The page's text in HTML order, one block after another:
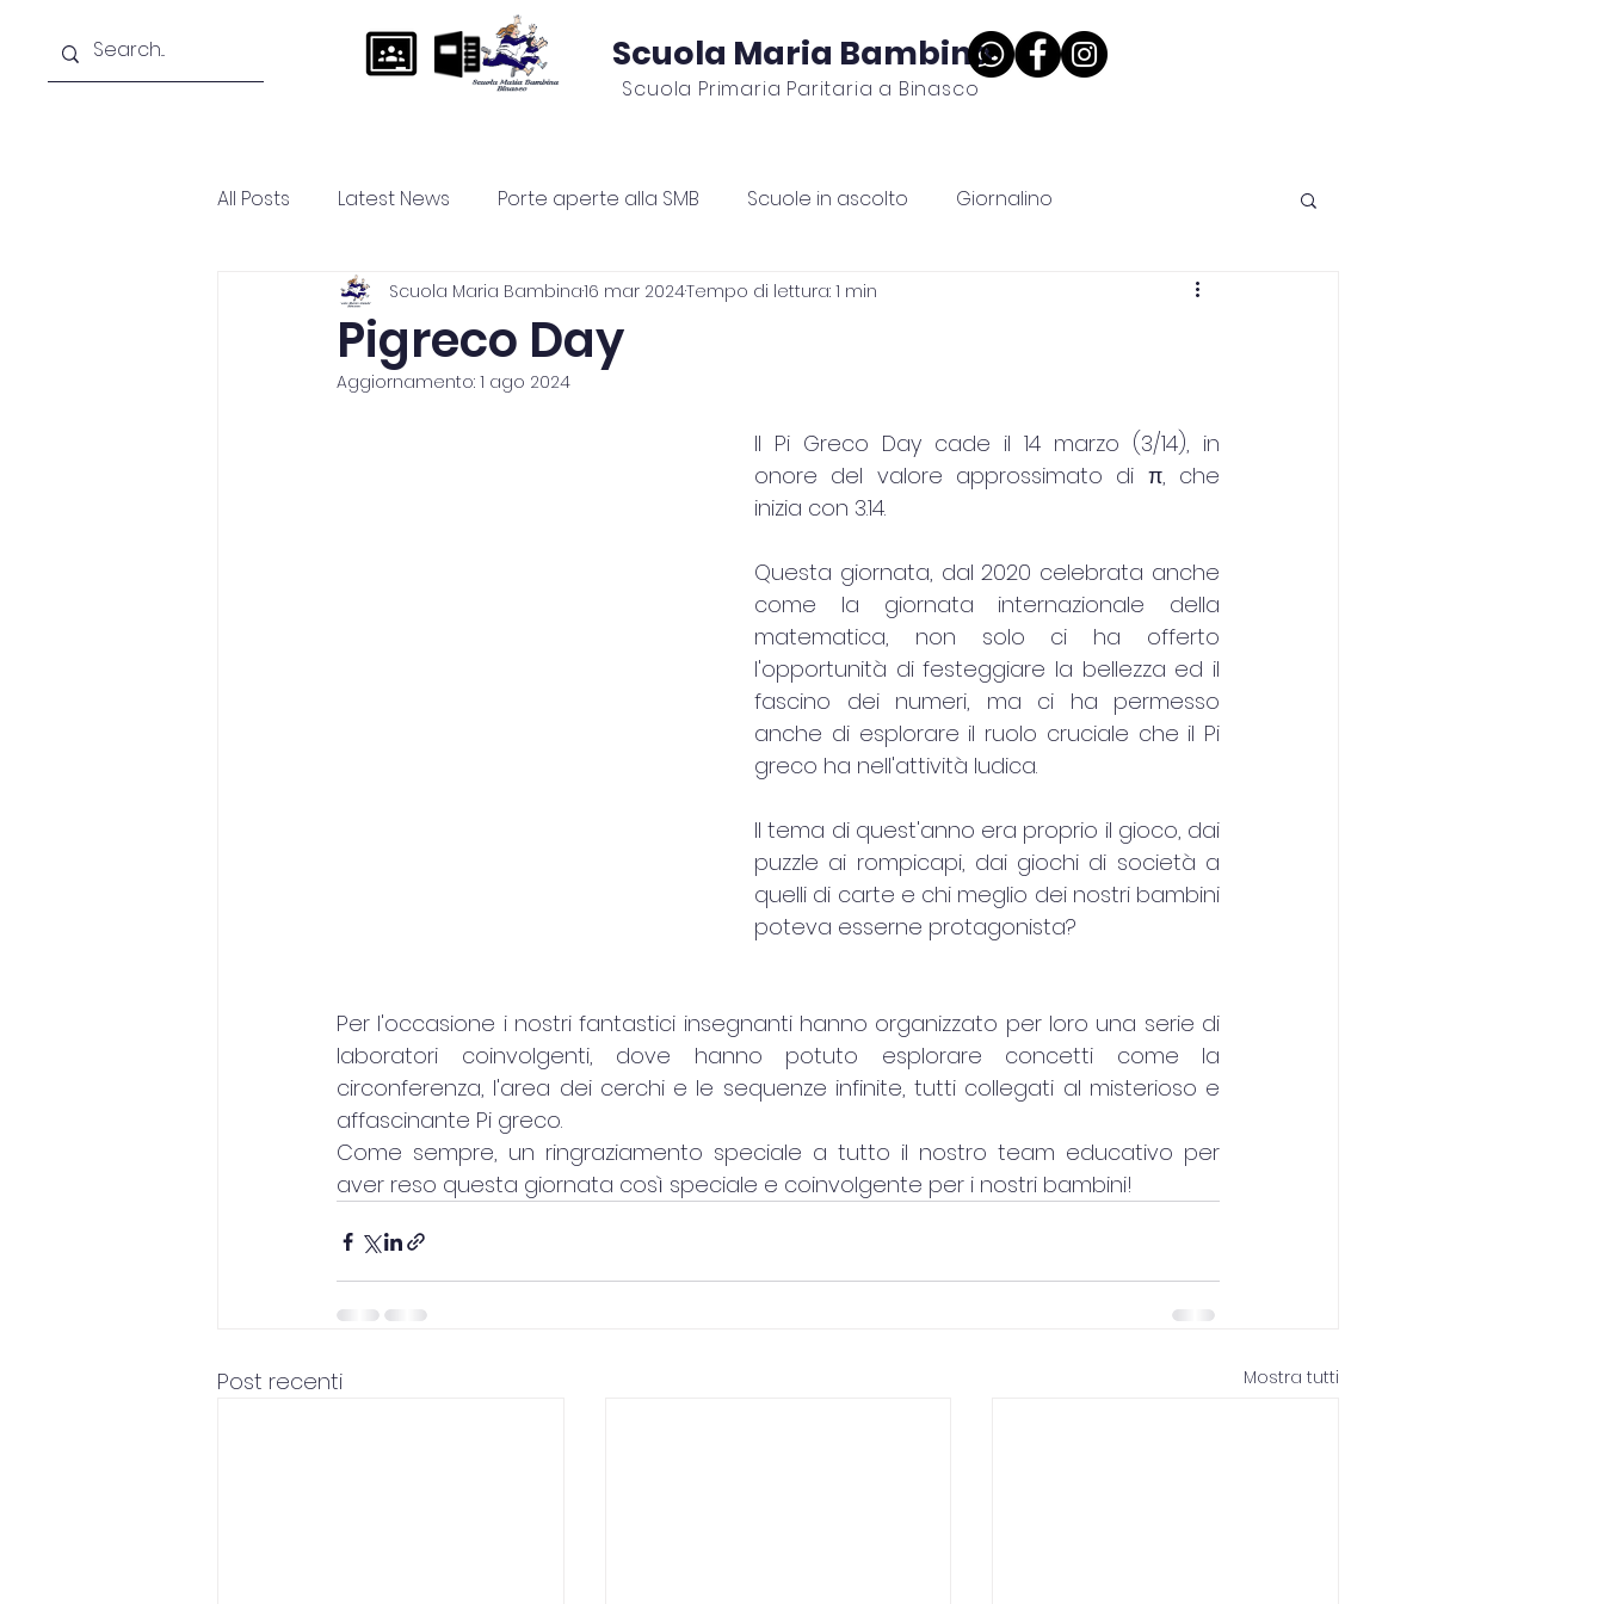
Scuola Maria Bambina
Scuola Primaria Paritaria a Binasco
All Posts Latest News Porte aperte alla SMB Scuole in ascolto Giornalino
Pigreco Day
Scuola Maria Bambina16 mar 2024Tempo di lettura: 1 min
Aggiornamento: 1 ago 2024
Il Pi Greco Day cade il 14 marzo (3/14), in
onore del valore approssimato di π, che
inizia con 3.14.
Questa giornata, dal 2020 celebrata anche
come la giornata internazionale della
matematica, non solo ci ha offerto
l'opportunità di festeggiare la bellezza ed il
fascino dei numeri, ma ci ha permesso
anche di esplorare il ruolo cruciale che il Pi
greco ha nell'attività ludica.
Il tema di quest'anno era proprio il gioco, dai
puzzle ai rompicapi, dai giochi di società a
quelli di carte e chi meglio dei nostri bambini
poteva esserne protagonista?
Per l'occasione i nostri fantastici insegnanti hanno organizzato per loro una serie di
laboratori coinvolgenti, dove hanno potuto esplorare concetti come la
circonferenza, l'area dei cerchi e le sequenze infinite, tutti collegati al misterioso e
affascinante Pi greco.
Come sempre, un ringraziamento speciale a tutto il nostro team educativo per
aver reso questa giornata così speciale e coinvolgente per i nostri bambini!
Post recenti Mostra tutti